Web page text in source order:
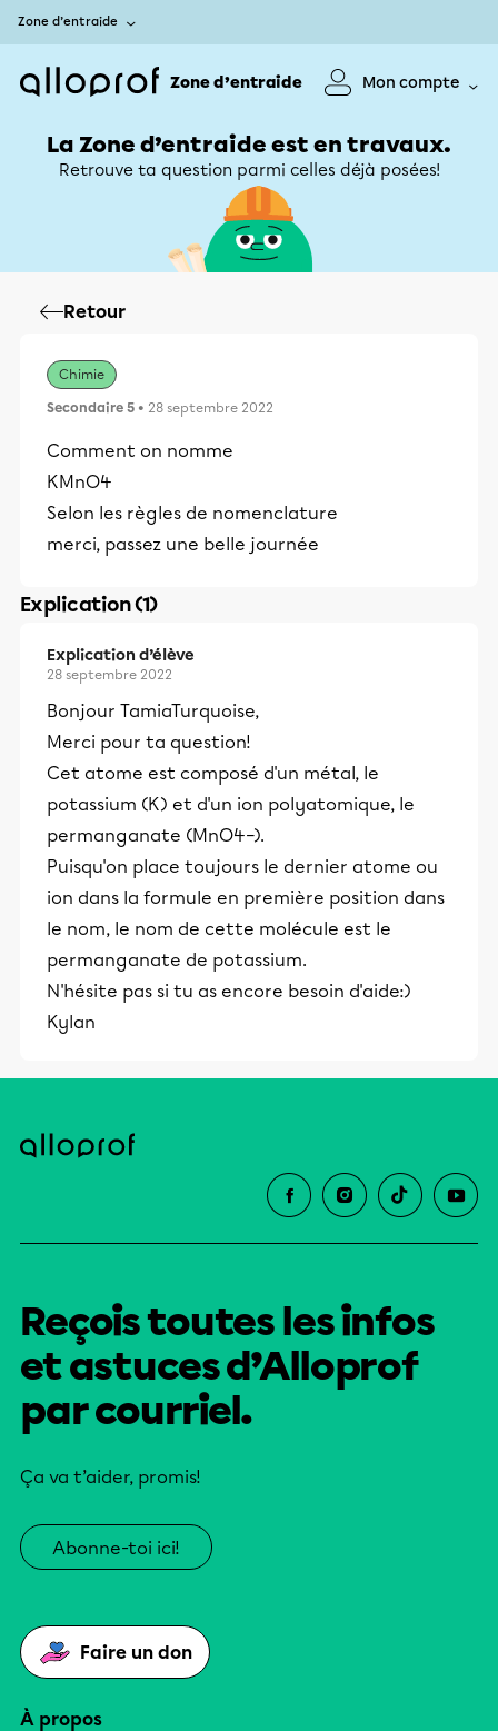
Zone d’entraide
Zone d’entraide Mon compte
La Zone d’entraide est en travaux.
Retrouve ta question parmi celles déjà posées!
Retour
Chimie
Secondaire 5 • 28 septembre 2022
Comment on nomme
KMnO4
Selon les règles de nomenclature
merci, passez une belle journée
Explication (1)
Explication d’élève
28 septembre 2022
Bonjour TamiaTurquoise,
Merci pour ta question!
Cet atome est composé d'un métal, le
potassium (K) et d'un ion polyatomique, le
permanganate (MnO4−).
Puisqu'on place toujours le dernier atome ou
ion dans la formule en première position dans
le nom, le nom de cette molécule est le
permanganate de potassium.
N'hésite pas si tu as encore besoin d'aide:)
Kylan
Reçois toutes les infos
et astuces d’Alloprof
par courriel.
Ça va t’aider, promis!
Abonne-toi ici!
Faire un don
À propos